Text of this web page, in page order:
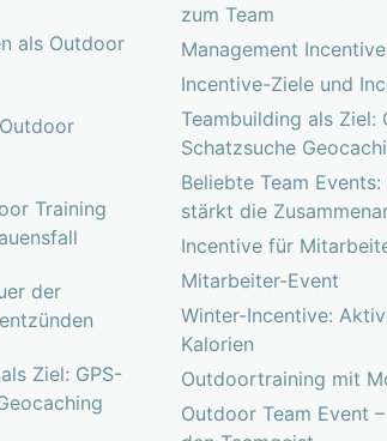
als Outdoor
Training
der
Ziel: GPS-
zum Team
Management Incentive
Incentive-Ziele und
Teambuilding als Ziel:
Schatzsuche
Beliebte Team
stärkt die
Incentive für
Mitarbeiter-Event
Winter-Incentive:
Kalorien
Outdoortraining mit
Outdoor Team Event